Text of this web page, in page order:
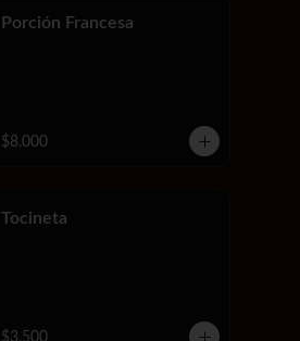
Porción Francesa
$8.000
Tocineta
$3.500